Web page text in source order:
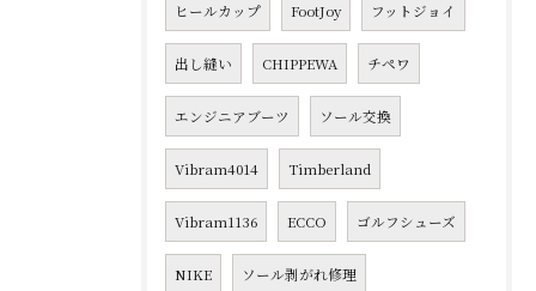
ヒールカップ FootJoy フットジョイ
出し縫い CHIPPEWA チペワ
エンジニアブーツ ソール交換
Vibram4014 Timberland
Vibram1136 ECCO ゴルフシューズ
NIKE ソール剥がれ修理